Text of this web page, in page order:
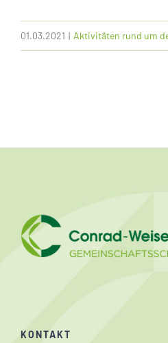
01.03.2021 | Aktivitäten rund um
KONTAKT